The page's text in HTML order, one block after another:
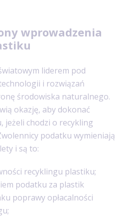
wprowadzenia
liderem pod
i rozwiązań
środowiska naturalnego.
okazję, aby dokonać
jeżeli chodzi o recykling
podatku wymieniają
i są to:
recyklingu plastiku;
podatku za plastik
poprawy opłacalności